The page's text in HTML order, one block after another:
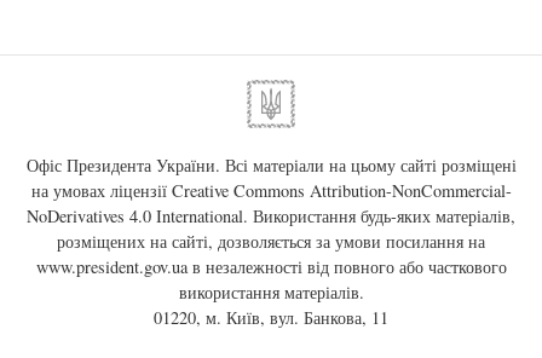
Офіс Президента України. Всі матеріали на цьому сайті розміщені
на умовах ліцензії Creative Commons Attribution-NonCommercial-
NoDerivatives 4.0 International. Використання будь-яких матеріалів,
розміщених на сайті, дозволяється за умови посилання на
www.president.gov.uaв незалежності від повного або часткового
використання матеріалів.
01220, м. Київ, вул. Банкова, 11